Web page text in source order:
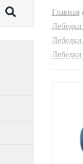
Главная
Лебедки
Лебедки
Лебедки